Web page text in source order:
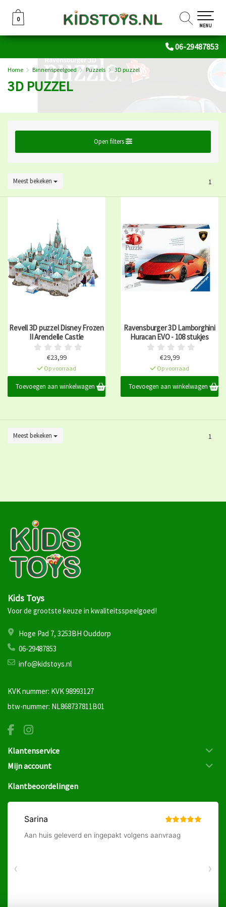
06-29487853
0
0
MENU
Home Binnenspeelgoed Puzzels 3D puzzel
3D PUZZEL
Open filters
Meest bekeken 1
Revell 3D puzzel Disney Frozen
II Arendelle Castle
€23,99
Op voorraad
Toevoegen aan winkelwagen
Ravensburger 3D Lamborghini
Huracan EVO - 108 stukjes
€29,99
Op voorraad
Toevoegen aan winkelwagen
Meest bekeken 1
Kids Toys
Voor de grootste keuze in kwaliteitsspeelgoed!
Hoge Pad 7, 3253BH Ouddorp
06-29487853
info@kidstoys.nl
KVK nummer: KVK 98993127
btw-nummer: NL868737811B01
Klantenservice
Mijn account
Klantbeoordelingen